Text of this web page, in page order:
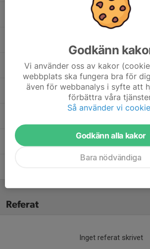
Assisterande tränare
Jimmie Korkmaz sportchef herr
Jonathan Hällqvist Davis
Nicolas Contreras Davis Huvudtränare
Referat
Inget referat skrivet
Godkänn
Vi använder oss av kakor
webbplats ska fungera bra för
även för webbanalys i syfte att
förbättra våra
Så använder vi
Godkänn alla kakor
Bara nödvändiga